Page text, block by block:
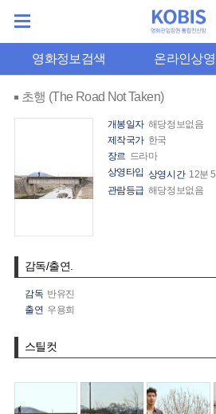
영화정보검색 온라인상
초행 (The Road Not Taken)
개봉일자 해당정보없음
제작국가 한국
장르 드라마
상영타입 상영시간 12분
관람등급 해당정보없음
감독/출연.
감독 반유진
출연 우용희
스틸컷